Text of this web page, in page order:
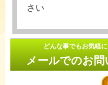
さい
どんな事でもお気軽
メールでのお